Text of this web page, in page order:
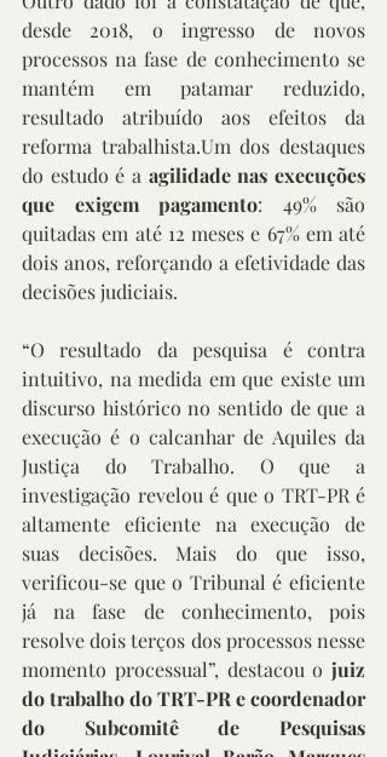
desde 2018, o ingresso de novos
processos na fase de conhecimento se
mantém em patamar reduzido,
resultado atribuído aos efeitos da
reforma trabalhista.Um dos destaques
do estudo é a agilidade nas execuções
que exigem pagamento: 49% são
quitadas em até 12 meses e 67% em até
dois anos, reforçando a efetividade das
decisões judiciais.
“O resultado da pesquisa é contra
intuitivo, na medida em que existe um
discurso histórico no sentido de que a
execução é o calcanhar de Aquiles da
Justiça do Trabalho. O que a
investigação revelou é que o TRT-PR é
altamente eficiente na execução de
suas decisões. Mais do que isso,
verificou-se que o Tribunal é eficiente
já na fase de conhecimento, pois
resolve dois terços dos processos nesse
momento processual”, destacou o juiz
do trabalho do TRT-PR e coordenador
do Subcomitê de Pesquisas